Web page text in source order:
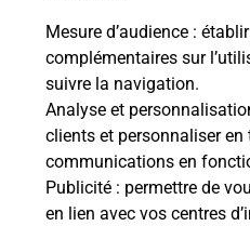
Mesure d’audience :
complémentaires sur
suivre la navigation.
Analyse et
clients et personnaliser
communications en
Publicité : permettre de
en lien avec vos centres
Comment La Poste
à votre sécurité au
Puis-je passer mon
avec La Poste et
conditions ?